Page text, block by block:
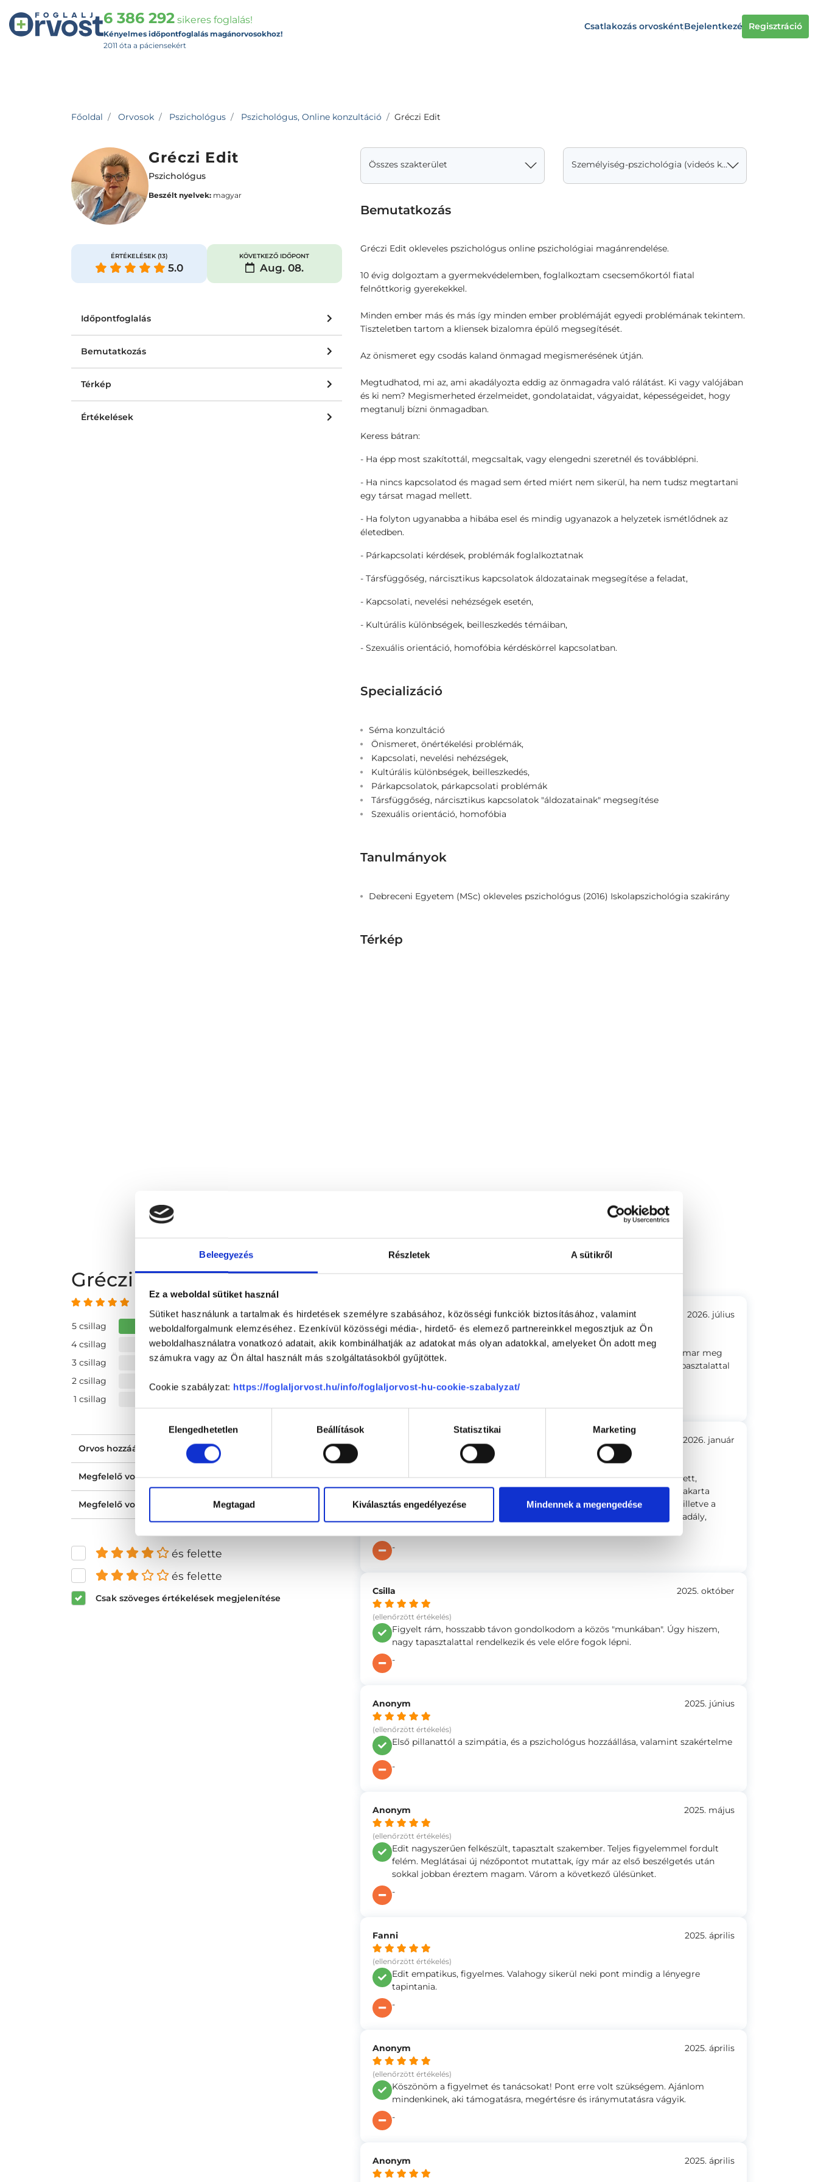
Beleegyezés Részletek A sütikről
Ez a weboldal sütiket használ
Sütiket használunk a tartalmak és hirdetések személyre szabásához, közösségi funkciók biztosításához, valamint
weboldalforgalmunk elemzéséhez. Ezenkívül közösségi média-, hirdető- és elemező partnereinkkel megosztjuk az Ön
weboldalhasználatra vonatkozó adatait, akik kombinálhatják az adatokat más olyan adatokkal, amelyeket Ön adott meg
számukra vagy az Ön által használt más szolgáltatásokból gyűjtöttek.
Cookie szabályzat: https://foglaljorvost.hu/info/foglaljorvost-hu-cookie-szabalyzat/
kiválasztásaElengedhetetlen Beállítások Statisztikai Marketing
Megtagad Kiválasztás engedélyezése Mindennek a megengedése
6 386 292 sikeres foglalás!
Kényelmes időpontfoglalás magánorvosokhoz!
2011 óta a páciensekért
Csatlakozás orvoskéntBejelentkezés Regisztráció
Főoldal Orvosok Pszichológus Pszichológus, Online konzultáció Gréczi Edit
Gréczi Edit
Pszichológus
Beszélt nyelvek: magyar
ÉRTÉKELÉSEK (13)
5.0
KÖVETKEZŐ IDŐPONT
Aug. 08.
Időpontfoglalás
Bemutatkozás
Térkép
Értékelések
Összes szakterület Személyiség-pszichológia (videós konzultáció)
Bemutatkozás
Gréczi Edit okleveles pszichológus online pszichológiai magánrendelése.
10 évig dolgoztam a gyermekvédelemben, foglalkoztam csecsemőkortól fiatal
felnőttkorig gyerekekkel.
Minden ember más és más így minden ember problémáját egyedi problémának tekintem.
Tiszteletben tartom a kliensek bizalomra épülő megsegítését.
Az önismeret egy csodás kaland önmagad megismerésének útján.
Megtudhatod, mi az, ami akadályozta eddig az önmagadra való rálátást. Ki vagy valójában
és ki nem? Megismerheted érzelmeidet, gondolataidat, vágyaidat, képességeidet, hogy
megtanulj bízni önmagadban.
Keress bátran:
- Ha épp most szakítottál, megcsaltak, vagy elengedni szeretnél és továbblépni.
- Ha nincs kapcsolatod és magad sem érted miért nem sikerül, ha nem tudsz megtartani
egy társat magad mellett.
- Ha folyton ugyanabba a hibába esel és mindig ugyanazok a helyzetek ismétlődnek az
életedben.
- Párkapcsolati kérdések, problémák foglalkoztatnak
- Társfüggőség, nárcisztikus kapcsolatok áldozatainak megsegítése a feladat,
- Kapcsolati, nevelési nehézségek esetén,
- Kultúrális különbségek, beilleszkedés témáiban,
- Szexuális orientáció, homofóbia kérdéskörrel kapcsolatban.
Specializáció
Séma konzultáció
Önismeret, önértékelési problémák,
Kapcsolati, nevelési nehézségek,
Kultúrális különbségek, beilleszkedés,
Párkapcsolatok, párkapcsolati problémák
Társfüggőség, nárcisztikus kapcsolatok "áldozatainak" megsegítése
Szexuális orientáció, homofóbia
Tanulmányok
Debreceni Egyetem (MSc) okleveles pszichológus (2016) Iskolapszichológia szakirány
Térkép
Gréczi Edit vélemények
5 csillag
100 %
4 csillag
0 %
3 csillag
0 %
2 csillag
0 %
1 csillag
Orvos hozzáállása, figyelmessége, kedvessége 5
Megfelelő volt a tájékoztatásod? 5
Megfelelő volt az ellátásod?
és felette
és felette
Csak szöveges értékelések megjelenítése
László
(ellenőrzött értékelés)
2026. július
Jó szívvel ajánlom bárkinek! Nagyon szimpatikus és kedves,akivel hamar meg
lehet találni a közös hangot. Nyugalmat áraszt és szerintem nagy tapasztalattal
2026. január
Edit figyelmessen végighallgatott és folyamatosan bátorított, erősített,
kitartásra buzdított. Elfogadta a megélésemet és realitásomat, nem akarta
cáfolni vagy kisebbíteni, kicsinyíteni a szresszeimet, nehézségeimet, illetve a
küzdelmeimet. Megerősített abban, hogy egy életnehézség olyan akadály,
-
Csilla
(ellenőrzött értékelés)
2025. október
Figyelt rám, hosszabb távon gondolkodom a közös "munkában". Úgy hiszem,
nagy tapasztalattal rendelkezik és vele előre fogok lépni.
-
Anonym
(ellenőrzött értékelés)
2025. június
Első pillanattól a szimpátia, és a pszichológus hozzáállása, valamint szakértelme
-
Anonym
(ellenőrzött értékelés)
2025. május
Edit nagyszerűen felkészült, tapasztalt szakember. Teljes figyelemmel fordult
felém. Meglátásai új nézőpontot mutattak, így már az első beszélgetés után
sokkal jobban éreztem magam. Várom a következő ülésünket.
-
Fanni
(ellenőrzött értékelés)
2025. április
Edit empatikus, figyelmes. Valahogy sikerül neki pont mindig a lényegre
tapintania.
-
Anonym
(ellenőrzött értékelés)
2025. április
Köszönöm a figyelmet és tanácsokat! Pont erre volt szükségem. Ajánlom
mindenkinek, aki támogatásra, megértésre és iránymutatásra vágyik.
-
Anonym 2025. április